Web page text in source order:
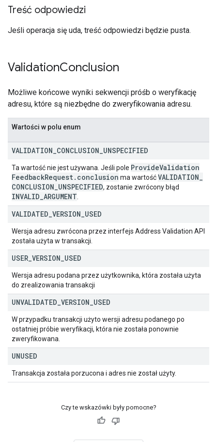
Treść odpowiedzi
Jeśli operacja się uda, treść odpowiedzi będzie pusta.
ValidationConclusion
Możliwe końcowe wyniki sekwencji próśb o weryfikację
adresu, które są niezbędne do zweryfikowania adresu.
Wartości w polu enum
VALIDATION CONCLUSION UNSPECIFIED
Ta wartość nie jest używana. Jeśli pole ProvideValidation
FeedbackRequest. conclusion ma wartośćVALIDATION
CONCLUSION UNSPECIFIED, zostanie zwrócony błąd
INVALID ARGUMENT
VALIDATED VERSION USED
Wersja adresu zwrócona przez interfejs Address Validation API
została użyta w transakcji.
USER VERSION USED
Wersja adresu podana przez użytkownika, która została użyta
do zrealizowania transakcji
UNVALIDATED VERSION USED
W przypadku transakcji użyto wersji adresu podanego po
ostatniej próbie weryfikacji, która nie została ponownie
zweryfikowana.
UNUSED
Transakcja została porzucona i adres nie został użyty.
Czy te wskazówki były pomocne?